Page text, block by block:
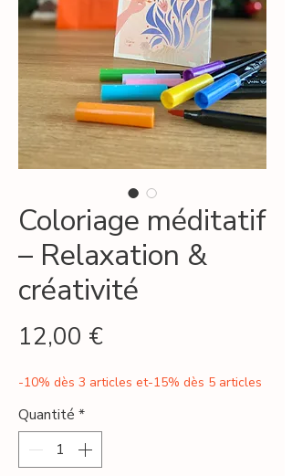
Coloriage méditatif
– Relaxation &
créativité
12,00 €Prix
-10% dès 3 articles et-15% dès 5 articles
Quantité *